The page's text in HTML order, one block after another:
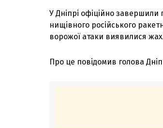
У Дніпрі офіційно
нищівного російського
ворожої атаки виявилися
Про це повідомив голова